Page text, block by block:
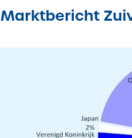
Marktbericht